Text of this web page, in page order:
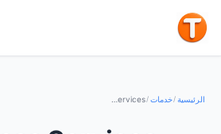
الرئيسية/ خدمات/
Business Services